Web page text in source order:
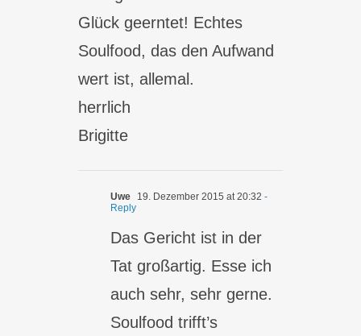
Glück geerntet! Echtes
Soulfood, das den Aufwand
wert ist, allemal.
herrlich
Brigitte
Uwe 19. Dezember 2015 at 20:32 -
Reply
Das Gericht ist in der
Tat großartig. Esse ich
auch sehr, sehr gerne.
Soulfood trifft’s